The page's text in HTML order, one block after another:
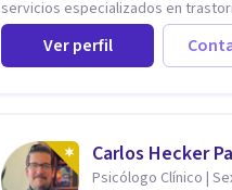
servicios especializados en
ansiedad, depresión y otros
emocionales, estamos dedicados
mejor tratamiento para mejorar tu
satisfacer tus necesidades
para Trastornos de Ansiedad y
Somos expertos en el tratamiento
Ver perfil
Carlos Hecker
Psicólogo Clínico |